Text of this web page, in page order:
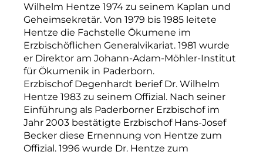
Wilhelm Hentze 1974 zu seinem Kaplan und
Geheimsekretär. Von 1979 bis 1985 leitete
Hentze die Fachstelle Ökumene im
Erzbischöflichen Generalvikariat. 1981 wurde
er Direktor am Johann-Adam-Möhler-Institut
für Ökumenik in Paderborn.
Erzbischof Degenhardt berief Dr. Wilhelm
Hentze 1983 zu seinem Offizial. Nach seiner
Einführung als Paderborner Erzbischof im
Jahr 2003 bestätigte Erzbischof Hans-Josef
Becker diese Ernennung von Hentze zum
Offizial. 1996 wurde Dr. Hentze zum